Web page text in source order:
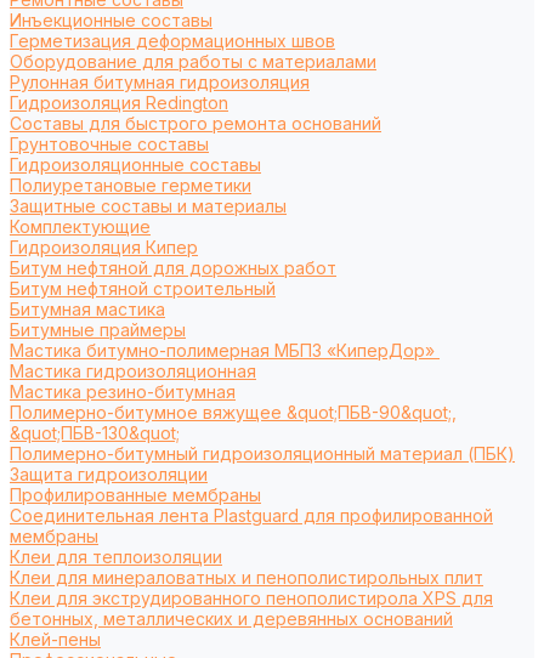
Инъекционные составы
Герметизация деформационных швов
Оборудование для работы с материалами
Рулонная битумная гидроизоляция
Гидроизоляция Redington
Составы для быстрого ремонта оснований
Грунтовочные составы
Гидроизоляционные составы
Полиуретановые герметики
Защитные составы и материалы
Комплектующие
Гидроизоляция Кипер
Битум нефтяной для дорожных работ
Битум нефтяной строительный
Битумная мастика
Битумные праймеры
Мастика битумно-полимерная МБПЗ «КиперДор»
Мастика гидроизоляционная
Мастика резино-битумная
Полимерно-битумное вяжущее &quot;ПБВ-90&quot;,
&quot;ПБВ-130&quot;
Полимерно-битумный гидроизоляционный материал (ПБК)
Защита гидроизоляции
Профилированные мембраны
Соединительная лента Plastguard для профилированной
мембраны
Клеи для теплоизоляции
Клеи для минераловатных и пенополистирольных плит
Клеи для экструдированного пенополистирола XPS для
бетонных, металлических и деревянных оснований
Клей-пены